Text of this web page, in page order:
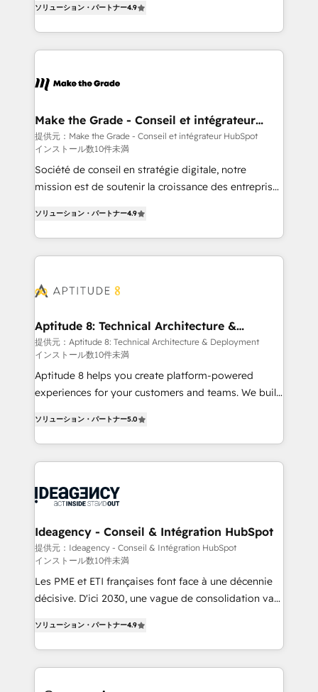
implementations than any other Partner 💻 -
Salesforce: We convert SFDC addicts to HubSpot
evangelists 🧡 Don't pick a marketing or technical
yours. Start winning.
téléphonie, etc.) • Alignement des équipes grâce à un
outil et des données partagées • Amélioration de la
collecte et de l’analyse des données pour des
de la productivité des équipes Notre équipe de 30
avec un engagement total, alignant processus
métiers et technologie, et guidant vos équipes à
travers le changement, tout en centrant vos objectifs
d’entreprise. Grâce à une méthodologie éprouvée
auprès de plus de 400 clients, nous comprenons
HubSpot dans votre organisation. Pour toute
question technique ou besoin de structuration de
votre projet HubSpot, contactez notre équipe pour
ソリューション・パートナー4.9
Make the Grade - Conseil et intégrateur
HubSpot
提供元：Make the Grade - Conseil et intégrateur HubSpot
インストール数10件未満
Société de conseil en stratégie digitale, notre
mission est de soutenir la croissance des entreprises
l'intégration CRM et le développement des revenus
auprès de vos comptes existants. En France et à
l'international, nous travaillons avec des ETI
delà d’une simple transformation digitale et des
➤ L’intégration de CRM et de méthodologie RevOps
pour aligner les équipes marketing, commerciales et
support client (data migration, synchronisation API,
audit et maintenance) ➤ La création de sites internet
de conversion qui transforment les visiteurs en
stratégies d'acquisition marketing (SEO, SEA,
inbound, automatisation marketing, ABM, IA,
emailing) Informations clés : - 10 ans d'expérience -
experts conseil - 150 certifications HubSpot
ソリューション・パートナー4.9
Aptitude 8: Technical Architecture &
Deployment
提供元：Aptitude 8: Technical Architecture & Deployment
インストール数10件未満
Aptitude 8 helps you create platform-powered
experiences for your customers and teams. We build
across your entire tech stack. Aptitude 8 is trusted
by top brands such as Lenovo, Bluetooth,
International Sports Sciences Association, SXSW,
Randstad, Uber Freight, and HubSpot itself. We have
partner and expertise across operational strategy,
business-first process building, system integration,
custom development, and extensibility. When you
work with Aptitude 8, you get a team – not an
individual – with embedded consulting, strategy,
100% US-based, FTE team members. We offer
project-based and managed services engagements
that include new HubSpot implementations,
ソリューション・パートナー5.0
Ideagency - Conseil & Intégration HubSpot
提供元：Ideagency - Conseil & Intégration HubSpot
インストール数10件未満
Les PME et ETI françaises font face à une décennie
décisive. D'ici 2030, une vague de consolidation va
entreprises qui auront réussi leur transformation. Le
problème ? 58% des dirigeants savent que l'IA est
vitale pour leur survie. Mais 57% n'ont aucune
ソリューション・パートナー4.9